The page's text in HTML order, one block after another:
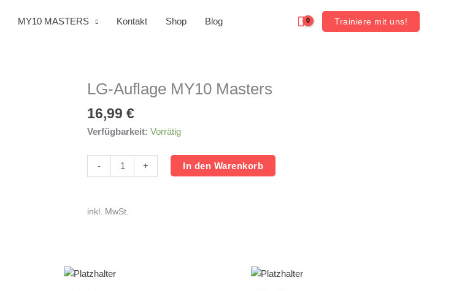
MY10 MASTERS Kontakt Shop Blog Trainiere mit uns!
LG-Auflage MY10 Masters
16,99 €
Verfügbarkeit: Vorrätig
-
LG-
MY10
Masters
+
In den Warenkorb
inkl. MwSt.